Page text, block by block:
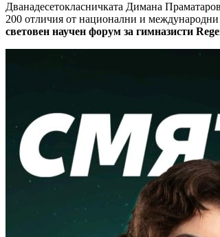
Дванадесетокласничката Димана
200 отличия от национални и международни
световен научен форум за гимназисти